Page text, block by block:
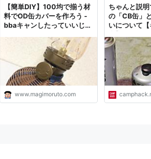
【簡単DIY】100均で揃う材
料でOD缶カバーを作ろう -
bbaキャンしたっていいじゃ
www.magimoruto.com
ちゃんと説
の「CB缶」
いについて